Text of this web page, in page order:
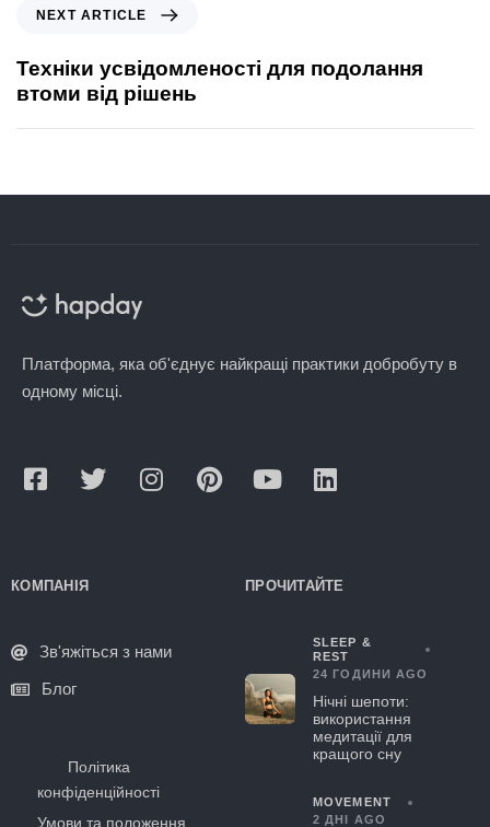
NEXT ARTICLE
Техніки усвідомленості для подолання
втоми від рішень
Платформа, яка об'єднує найкращі практики добробуту в
одному місці.
КОМПАНІЯ
Зв'яжіться з нами
Блог
Політика
конфіденційності
Умови та положення
ПРОЧИТАЙТЕ
SLEEP &
REST
24 ГОДИНИ AGO
Нічні шепоти:
використання
медитації для
кращого сну
MOVEMENT
2 ДНІ AGO